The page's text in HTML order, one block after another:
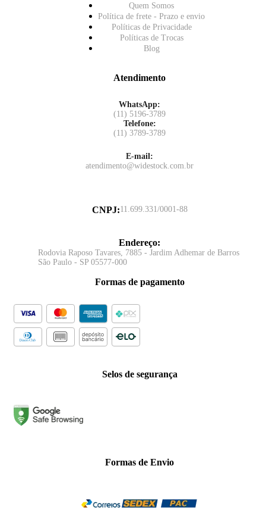
Quem Somos
Política de frete - Prazo e envio
Políticas de Privacidade
Políticas de Trocas
Blog
Atendimento
WhatsApp:
(11) 5196-3789
Telefone:
(11) 3789-3789
E-mail:
atendimento@widestock.com.br
CNPJ:11.699.331/0001-88
Endereço:
Rodovia Raposo Tavares, 7885 - Jardim Adhemar de Barros
São Paulo - SP 05577-000
Formas de pagamento
Selos de segurança
Formas de Envio